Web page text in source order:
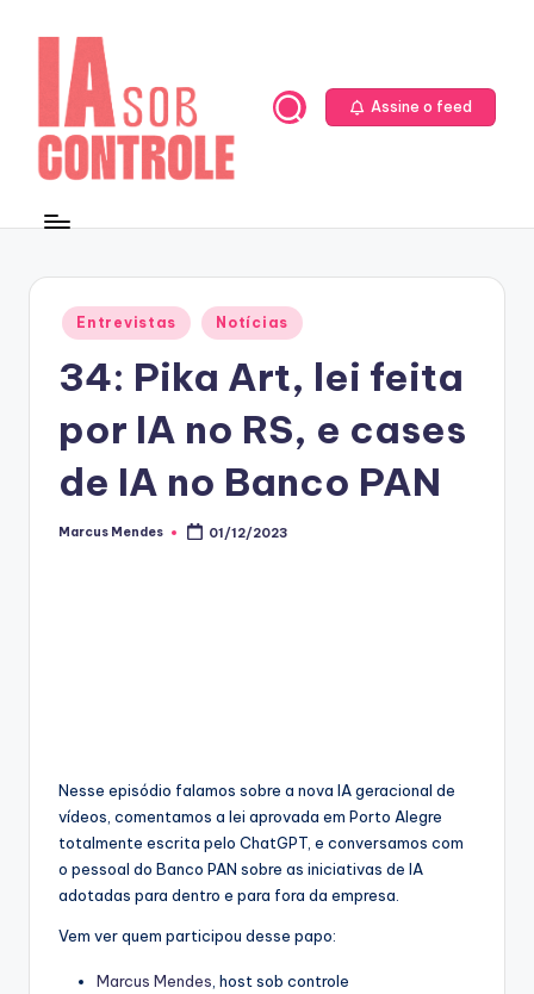
Assine o feed
Posted
in
Entrevistas Notícias
34: Pika Art, lei feita
por IA no RS, e cases
de IA no Banco PAN
Posted
Marcus Mendes 01/12/2023
Nesse episódio falamos sobre a nova IA geracional de
vídeos, comentamos a lei aprovada em Porto Alegre
totalmente escrita pelo ChatGPT, e conversamos com
o pessoal do Banco PAN sobre as iniciativas de IA
adotadas para dentro e para fora da empresa.
Vem ver quem participou desse papo:
Marcus Mendes, host sob controle